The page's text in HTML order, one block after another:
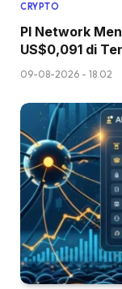
CRYPTO
PI Network
US$0,091 di
09-08-2026 - 18.02